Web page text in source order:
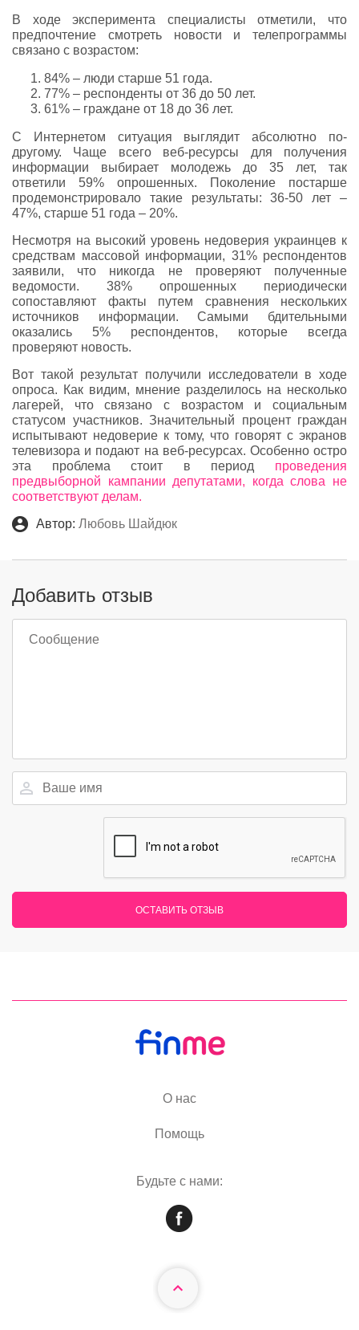
В ходе эксперимента специалисты отметили, что
предпочтение смотреть новости и телепрограммы
связано с возрастом:
84% – люди старше 51 года.
77% – респонденты от 36 до 50 лет.
61% – граждане от 18 до 36 лет.
С Интернетом ситуация выглядит абсолютно по-
другому. Чаще всего веб-ресурсы для получения
информации выбирает молодежь до 35 лет, так
ответили 59% опрошенных. Поколение постарше
продемонстрировало такие результаты: 36-50 лет –
47%, старше 51 года – 20%.
Несмотря на высокий уровень недоверия украинцев к
средствам массовой информации, 31% респондентов
заявили, что никогда не проверяют полученные
ведомости. 38% опрошенных периодически
сопоставляют факты путем сравнения нескольких
источников информации. Самыми бдительными
оказались 5% респондентов, которые всегда
проверяют новость.
Вот такой результат получили исследователи в ходе
опроса. Как видим, мнение разделилось на несколько
лагерей, что связано с возрастом и социальным
статусом участников. Значительный процент граждан
испытывают недоверие к тому, что говорят с экранов
телевизора и подают на веб-ресурсах. Особенно остро
эта проблема стоит в период проведения
предвыборной кампании депутатами, когда слова не
соответствуют делам.
Автор: Любовь Шайдюк
Добавить отзыв
ОСТАВИТЬ ОТЗЫВ
О нас
Помощь
Будьте с нами: